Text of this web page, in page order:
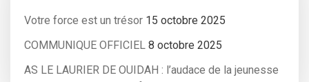
Votre force est un trésor 15 octobre 2025
COMMUNIQUE OFFICIEL 8 octobre 2025
AS LE LAURIER DE OUIDAH : l’audace de la jeunesse